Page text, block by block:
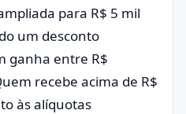
para R$ 5 mil
um desconto
ganha entre R$
recebe acima de R$
às alíquotas